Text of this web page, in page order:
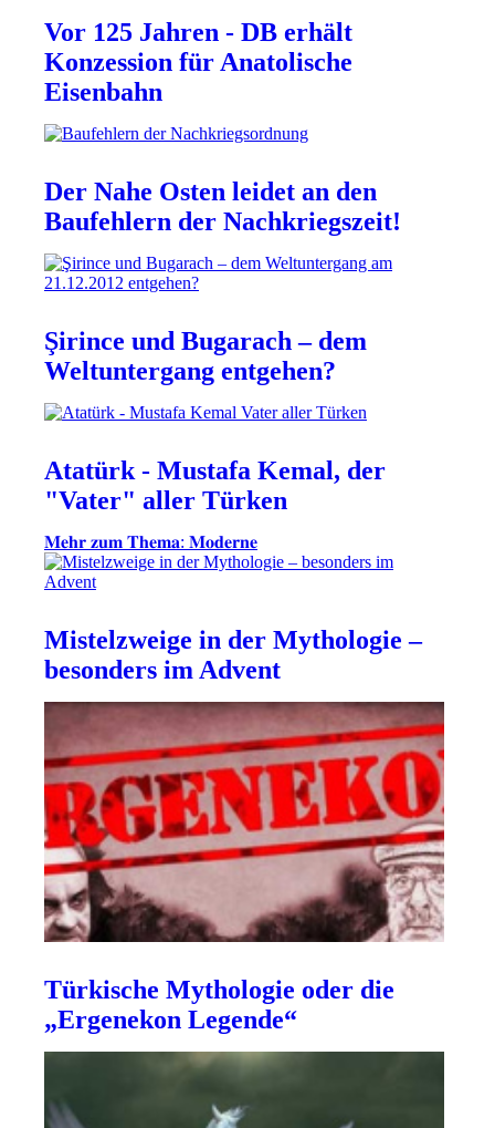
Vor 125 Jahren - DB erhält
Konzession für Anatolische
Eisenbahn
Der Nahe Osten leidet an den
Baufehlern der Nachkriegszeit!
Şirince und Bugarach – dem
Weltuntergang entgehen?
Atatürk - Mustafa Kemal, der
"Vater" aller Türken
𝐌𝐞𝐡𝐫 𝐳𝐮𝐦 𝐓𝐡𝐞𝐦𝐚: 𝐌𝐨𝐝𝐞𝐫𝐧𝐞
Mistelzweige in der Mythologie –
besonders im Advent
Türkische Mythologie oder die
„Ergenekon Legende“